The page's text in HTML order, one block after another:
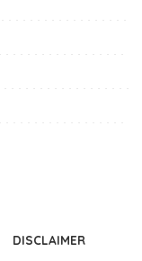
DISCLAIMER